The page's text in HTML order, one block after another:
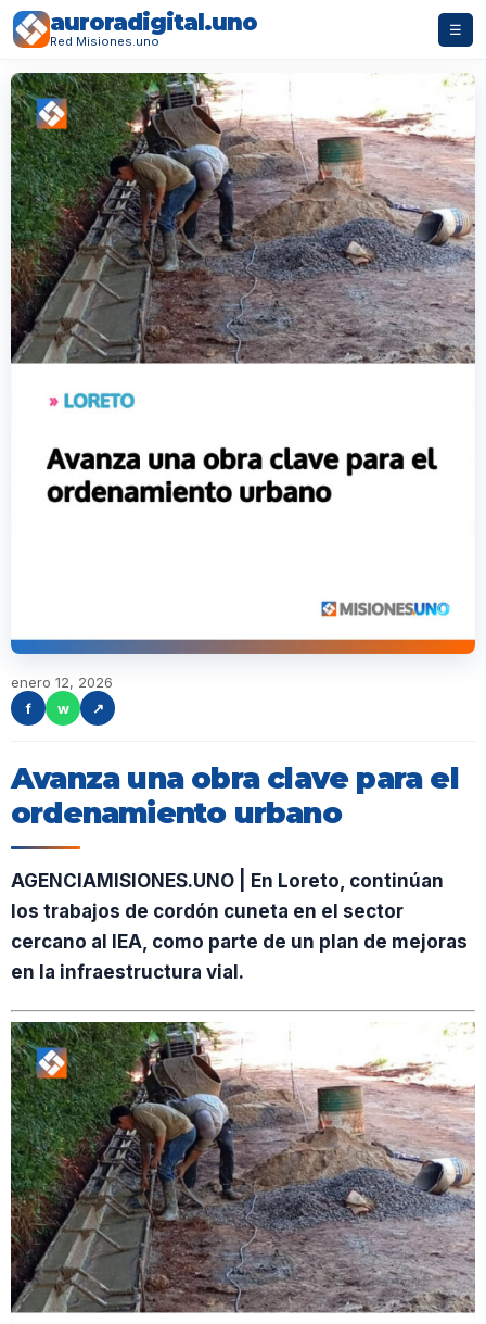
auroradigital.uno
Red Misiones.uno
☰
enero 12, 2026
f
w ↗
Avanza una obra clave para el
ordenamiento urbano
AGENCIAMISIONES.UNO | En Loreto, continúan
los trabajos de cordón cuneta en el sector
cercano al IEA, como parte de un plan de mejoras
en la infraestructura vial.